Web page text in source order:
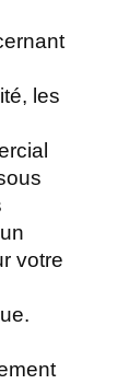
les
votre